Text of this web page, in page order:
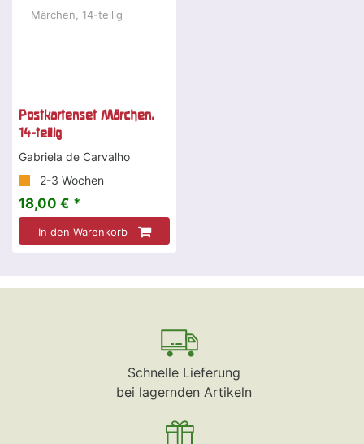
Postkartenset Märchen,
14-teilig
Gabriela de Carvalho
2-3 Wochen
18,00 € *
In den Warenkorb
Schnelle Lieferung
bei lagernden Artikeln